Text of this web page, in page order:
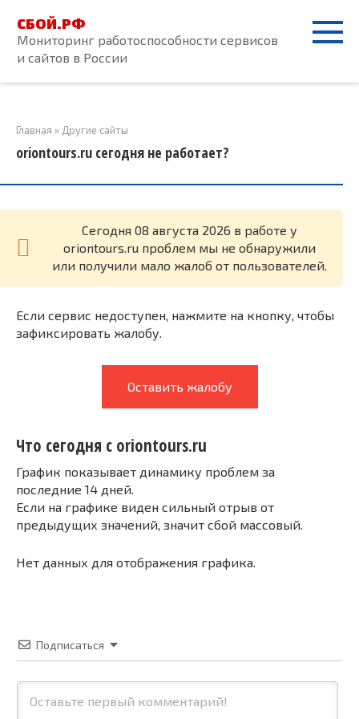
контенту
СБОЙ.РФ
Мониторинг работоспособности сервисов
и сайтов в России
Главная » Другие сайты
oriontours.ru сегодня не работает?
Cегодня 08 августа 2026 в работе у
oriontours.ru проблем мы не обнаружили
или получили мало жалоб от пользователей.
Если сервис недоступен, нажмите на кнопку, чтобы
зафиксировать жалобу.
Оставить жалобу
Что сегодня с oriontours.ru
График показывает динамику проблем за
последние 14 дней.
Если на графике виден сильный отрыв от
предыдущих значений, значит сбой массовый.
Нет данных для отображения графика.
Подписаться